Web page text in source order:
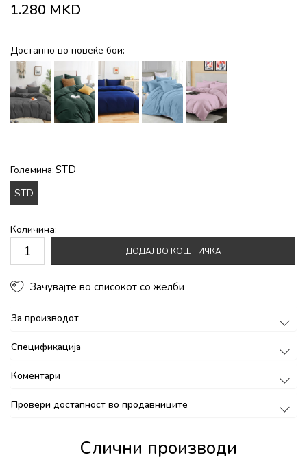
1.280 MKD
Достапно во повеќе бои:
Големина:STD
STD
Количина:
ДОДАЈ ВО КОШНИЧКА
Зачувајте во списокот со желби
За производот
Спецификација
Коментари
Провери достапност во продавниците
Слични производи